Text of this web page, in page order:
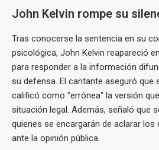
John Kelvin rompe su
Tras conocerse la sentencia en su
psicológica, John Kelvin reapareció
para responder a la información
su defensa. El cantante aseguró que
calificó como "errónea" la versión
situación legal. Además, señaló que
quienes se encargarán de aclarar los
ante la opinión pública.